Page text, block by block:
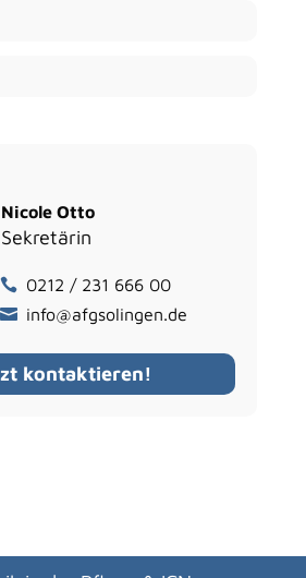
Nicole Otto
Sekretärin
0212 / 231 666 00
info@afgsolingen.de
kontaktieren!